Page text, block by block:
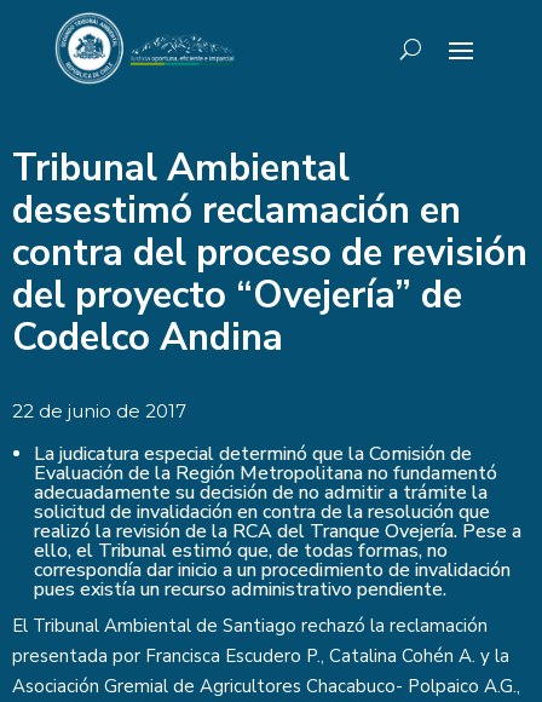
Tribunal Ambiental
desestimó reclamación en
contra del proceso de revisión
del proyecto “Ovejería” de
Codelco Andina
22 de junio de 2017
La judicatura especial determinó que la Comisión de
Evaluación de la Región Metropolitana no fundamentó
adecuadamente su decisión de no admitir a trámite la
solicitud de invalidación en contra de la resolución que
realizó la revisión de la RCA del Tranque Ovejería. Pese a
ello, el Tribunal estimó que, de todas formas, no
correspondía dar inicio a un procedimiento de invalidación
pues existía un recurso administrativo pendiente.
El Tribunal Ambiental de Santiago rechazó la reclamación
presentada por Francisca Escudero P., Catalina Cohén A. y la
Asociación Gremial de Agricultores Chacabuco- Polpaico A.G.,